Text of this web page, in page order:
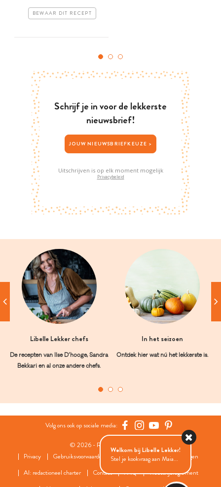
BEWAAR DIT RECEPT
Schrijf je in voor de lekkerste
nieuwsbrief!
JOUW NIEUWSBRIEFKEUZE >
Uitschrijven is op elk moment mogelijk
Privacybeleid
Libelle Lekker chefs
De recepten van Ilse D’hooge, Sandra
Bekkari en al onze andere chefs.
In het seizoen
Ontdek hier wat nú het lekkerste is.
Volg ons ook op sociale media:
© 2026 - Roularta Media Group
Privacy
Gebruiksvoorwaarden Cookies
Cookies instellingen
AI: redactioneel charter
Contact FAQ
Wedstrijdreglement
Welkom bij Libelle Lekker!
Stel je kookvraag aan Maia...